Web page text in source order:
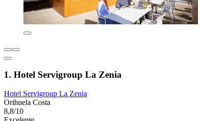
1. Hotel Servigroup La Zenia
Hotel Servigroup La Zenia
Orihuela Costa
8,8/10